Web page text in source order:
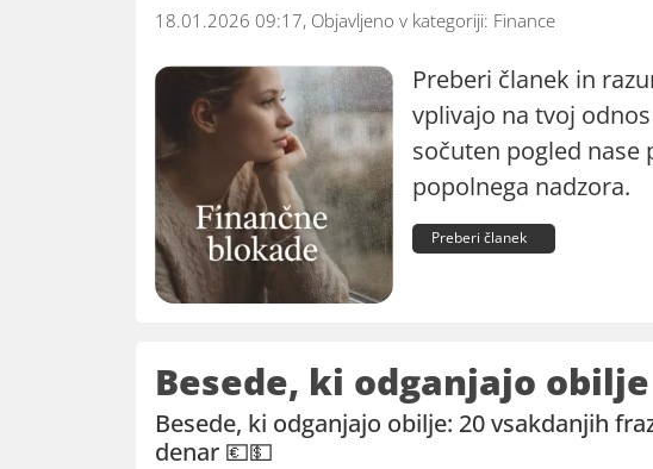
18.01.2026 09:17, Objavljeno v kategoriji: Finance
Preberi članek in
vplivajo na tvoj
sočuten pogled nase
popolnega nadzora.
Preberi članek
Besede, ki odganjajo obilje
Besede, ki odganjajo obilje: 20 vsakdanjih
denar 💶💵